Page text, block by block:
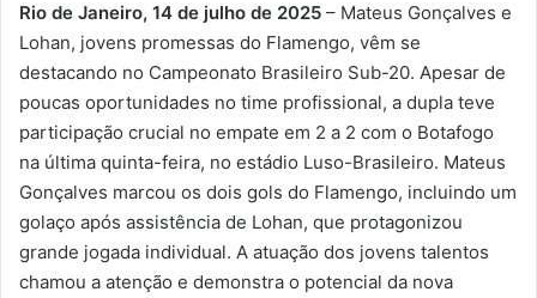
Rio de Janeiro, 14 de julho de 2025 – Mateus Gonçalves e
Lohan, jovens promessas do Flamengo, vêm se
destacando no Campeonato Brasileiro Sub-20. Apesar de
poucas oportunidades no time profissional, a dupla teve
participação crucial no empate em 2 a 2 com o Botafogo
na última quinta-feira, no estádio Luso-Brasileiro. Mateus
Gonçalves marcou os dois gols do Flamengo, incluindo um
golaço após assistência de Lohan, que protagonizou
grande jogada individual. A atuação dos jovens talentos
chamou a atenção e demonstra o potencial da nova